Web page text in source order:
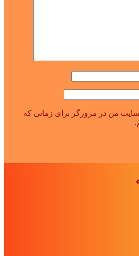
من در مرورگر برای زمانی که